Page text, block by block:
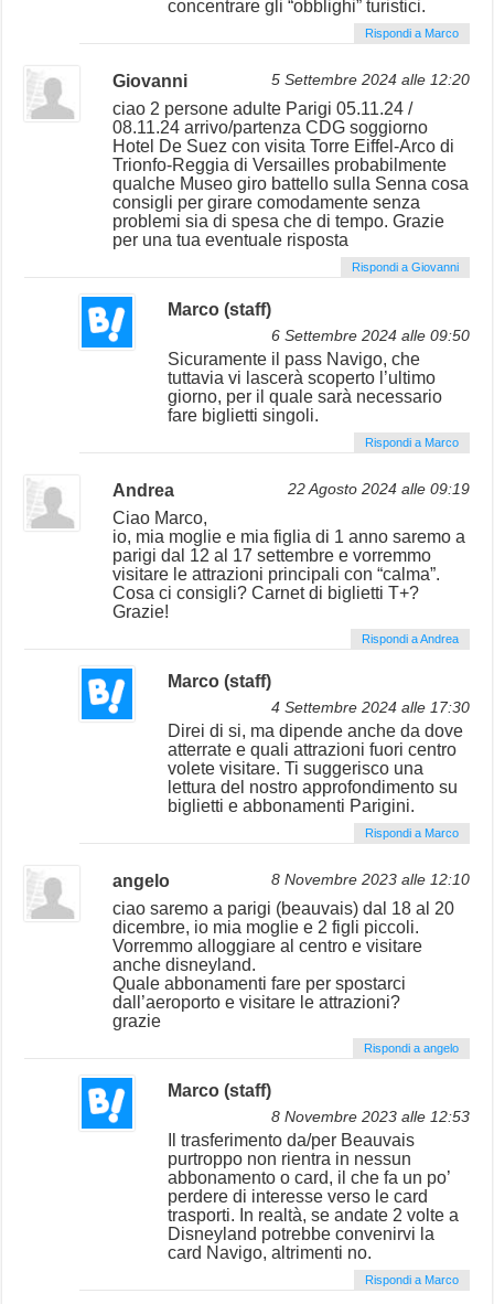
concentrare gli “obblighi” turistici.
Rispondi a Marco
Giovanni 5 Settembre 2024 alle 12:20
ciao 2 persone adulte Parigi 05.11.24 /
08.11.24 arrivo/partenza CDG soggiorno
Hotel De Suez con visita Torre Eiffel-Arco di
Trionfo-Reggia di Versailles probabilmente
qualche Museo giro battello sulla Senna cosa
consigli per girare comodamente senza
problemi sia di spesa che di tempo. Grazie
per una tua eventuale risposta
Rispondi a Giovanni
Marco (staff)
6 Settembre 2024 alle 09:50
Sicuramente il pass Navigo, che
tuttavia vi lascerà scoperto l’ultimo
giorno, per il quale sarà necessario
fare biglietti singoli.
Rispondi a Marco
Andrea 22 Agosto 2024 alle 09:19
Ciao Marco,
io, mia moglie e mia figlia di 1 anno saremo a
parigi dal 12 al 17 settembre e vorremmo
visitare le attrazioni principali con “calma”.
Cosa ci consigli? Carnet di biglietti T+?
Grazie!
Rispondi a Andrea
Marco (staff)
4 Settembre 2024 alle 17:30
Direi di si, ma dipende anche da dove
atterrate e quali attrazioni fuori centro
volete visitare. Ti suggerisco una
lettura del nostro approfondimento su
biglietti e abbonamenti Parigini.
Rispondi a Marco
angelo 8 Novembre 2023 alle 12:10
ciao saremo a parigi (beauvais) dal 18 al 20
dicembre, io mia moglie e 2 figli piccoli.
Vorremmo alloggiare al centro e visitare
anche disneyland.
Quale abbonamenti fare per spostarci
dall’aeroporto e visitare le attrazioni?
grazie
Rispondi a angelo
Marco (staff)
8 Novembre 2023 alle 12:53
Il trasferimento da/per Beauvais
purtroppo non rientra in nessun
abbonamento o card, il che fa un po’
perdere di interesse verso le card
trasporti. In realtà, se andate 2 volte a
Disneyland potrebbe convenirvi la
card Navigo, altrimenti no.
Rispondi a Marco